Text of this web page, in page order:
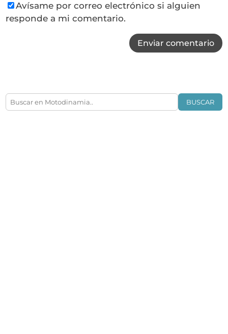
Avísame por correo electrónico si alguien
responde a mi comentario.
Enviar comentario
BUSCAR